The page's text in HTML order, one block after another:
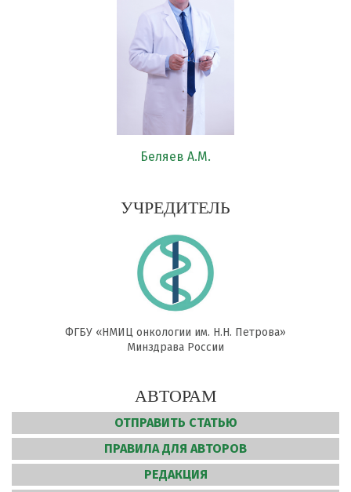
Беляев А.М.
УЧРЕДИТЕЛЬ
ФГБУ «НМИЦ онкологии им. Н.Н. Петрова»
Минздрава России
АВТОРАМ
ОТПРАВИТЬ СТАТЬЮ
ПРАВИЛА ДЛЯ АВТОРОВ
РЕДАКЦИЯ